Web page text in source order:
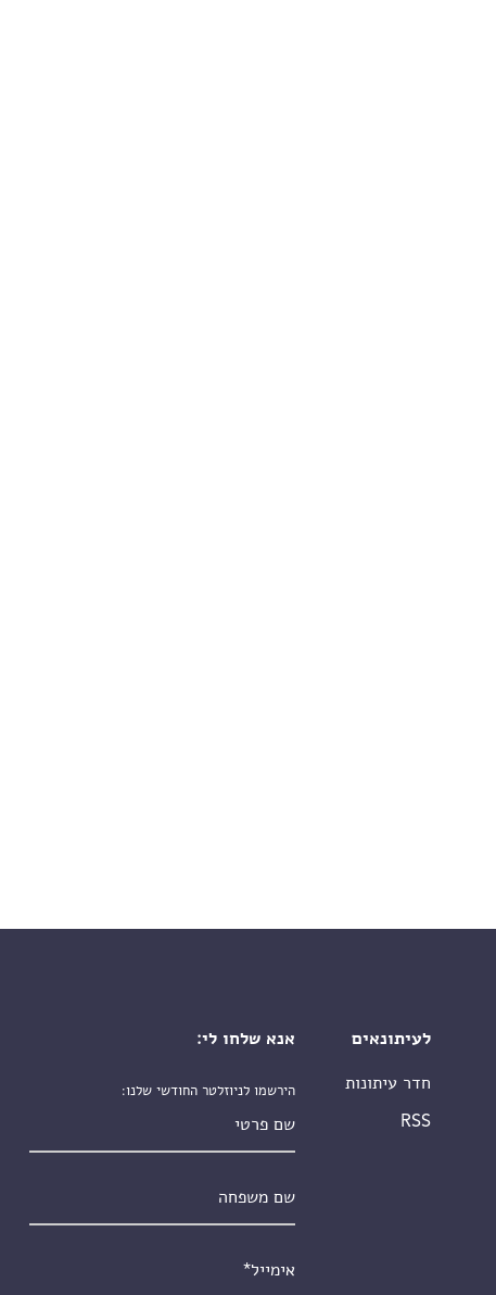
לעיתונאים
חדר עיתונות
RSS
אנא שלחו לי:
הירשמו לניוזלטר החודשי שלנו: